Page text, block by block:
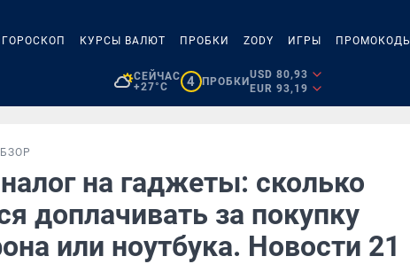
ГОРОСКОП КУРСЫ ВАЛЮТ ПРОБКИ ZODY ИГРЫ ПРОМОКОДЫ
СЕЙЧАС
+27°C
4 ПРОБКИ
USD 80,93
EUR 93,19
на гаджеты: сколько
доплачивать за покупку
или ноутбука. Новости 21